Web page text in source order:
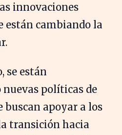
innovaciones
están cambiando la
se están
políticas de
apoyar a los
transición hacia